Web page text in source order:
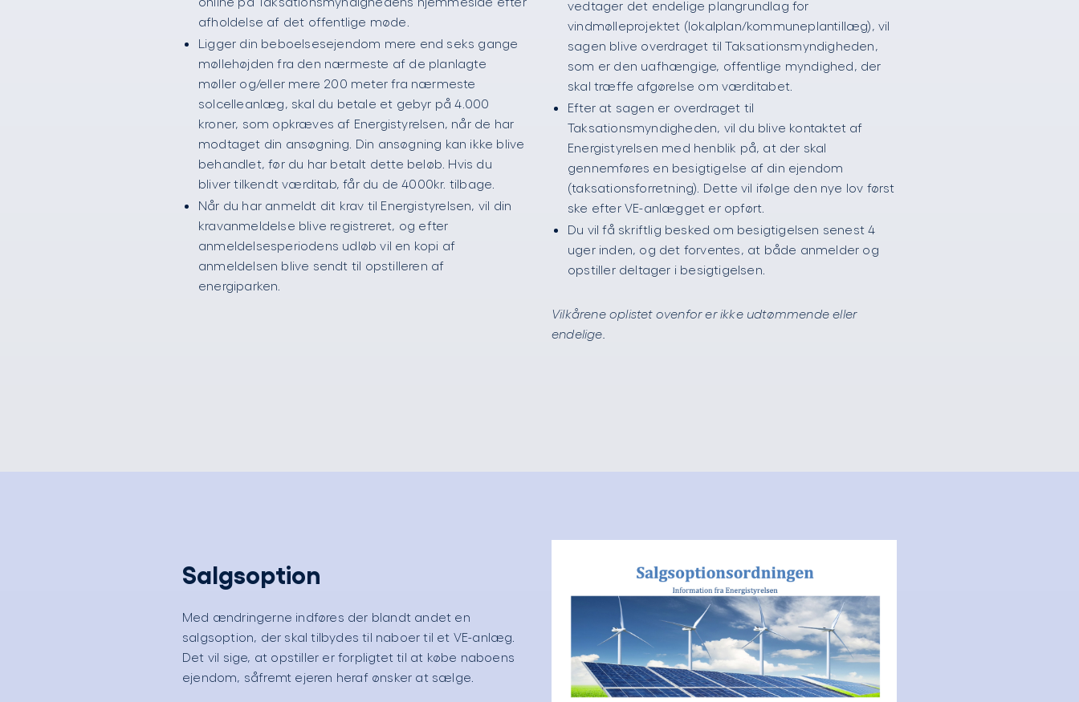
afholdelse af det offentlige møde.
Ligger din beboelsesejendom mere end seks gange
møllehøjden fra den nærmeste af de planlagte
møller og/eller mere 200 meter fra nærmeste
solcelleanlæg, skal du betale et gebyr på 4.000
kroner, som opkræves af Energistyrelsen, når de har
modtaget din ansøgning. Din ansøgning kan ikke blive
behandlet, før du har betalt dette beløb. Hvis du
bliver tilkendt værditab, får du de 4000kr. tilbage.
Når du har anmeldt dit krav til Energistyrelsen, vil din
kravanmeldelse blive registreret, og efter
anmeldelsesperiodens udløb vil en kopi af
anmeldelsen blive sendt til opstilleren af
energiparken.
vedtager det endelige plangrundlag for
vindmølleprojektet (lokalplan/kommuneplantillæg), vil
sagen blive overdraget til Taksationsmyndigheden,
som er den uafhængige, offentlige myndighed, der
skal træffe afgørelse om værditabet.
Efter at sagen er overdraget til
Taksationsmyndigheden, vil du blive kontaktet af
Energistyrelsen med henblik på, at der skal
gennemføres en besigtigelse af din ejendom
(taksationsforretning). Dette vil ifølge den nye lov først
ske efter VE-anlægget er opført.
Du vil få skriftlig besked om besigtigelsen senest 4
uger inden, og det forventes, at både anmelder og
opstiller deltager i besigtigelsen.
Vilkårene oplistet ovenfor er ikke udtømmende eller
endelige.
Salgsoption
Med ændringerne indføres der blandt andet en
salgsoption, der skal tilbydes til naboer til et VE-anlæg.
Det vil sige, at opstiller er forpligtet til at købe naboens
ejendom, såfremt ejeren heraf ønsker at sælge.